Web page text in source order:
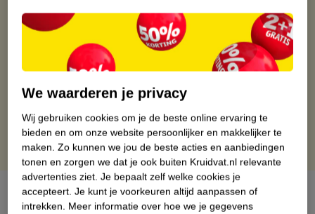
Gratis ophalen in de winkel
Op werkdagen voor 22:00 uur besteld, volgende dag in huis
Gratis thuisbezorgd vanaf 50.00
Gratis punten met je Kruidvat kaart
Over dit product
We waarderen je privacy
Wij gebruiken cookies om je de beste online ervaring te
bieden en om onze website persoonlijker en makkelijker te
maken. Zo kunnen we jou de beste acties en aanbiedingen
tonen en zorgen we dat je ook buiten Kruidvat.nl relevante
advertenties ziet. Je bepaalt zelf welke cookies je
accepteert. Je kunt je voorkeuren altijd aanpassen of
intrekken. Meer informatie over hoe we je gegevens